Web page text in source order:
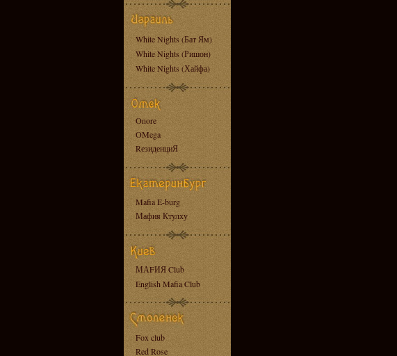
White Nights (Бат Ям)
White Nights (Ришон)
White Nights (Хайфа)
Onore
OMega
RезиденциЯ
Mafia E-burg
Мафия Ктулху
МАFИЯ Club
English Mafia Club
Fox club
Red Rose